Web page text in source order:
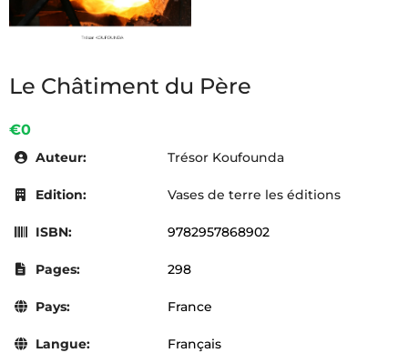
Le Châtiment du Père
€0
Auteur: Trésor Koufounda
Edition: Vases de terre les éditions
ISBN: 9782957868902
Pages: 298
Pays: France
Langue: Français